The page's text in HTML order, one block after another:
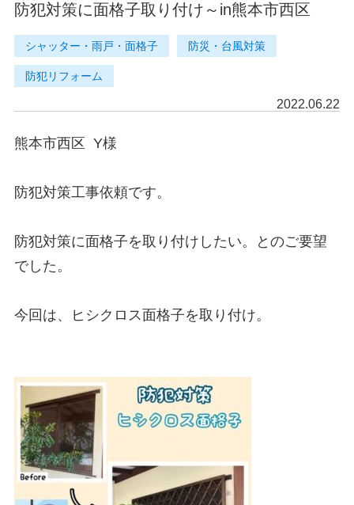
防犯対策に面格子取り付け～in熊本市西区
シャッター・雨戸・面格子 防災・台風対策
防犯リフォーム
2022.06.22
熊本市西区  Y様
防犯対策工事依頼です。
防犯対策に面格子を取り付けしたい。とのご要望
でした。
今回は、ヒシクロス面格子を取り付け。